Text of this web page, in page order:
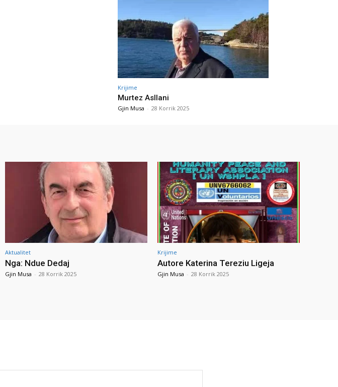
Krijime
Murtez Asllani
Gjin Musa - 28 Korrik 2025
Aktualitet
Nga: Ndue Dedaj
Gjin Musa - 28 Korrik 2025
Krijime
Autore Katerina Tereziu Ligeja
Gjin Musa - 28 Korrik 2025